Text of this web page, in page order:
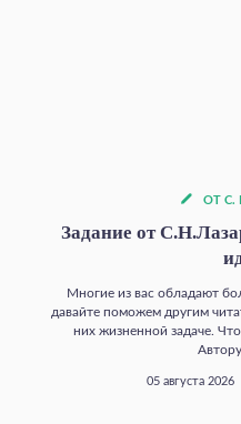
ОТ С.
Задание от
Многие из вас обладают
давайте поможем другим
них жизненной задаче.
05 августа 2026